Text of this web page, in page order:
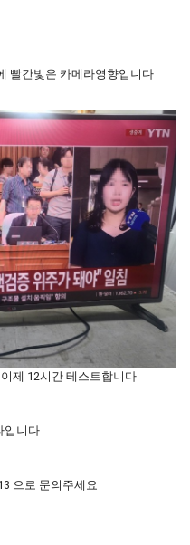
빨간빛은 카메라영향입니다
제 12시간 테스트합니다
입니다
으로 문의주세요